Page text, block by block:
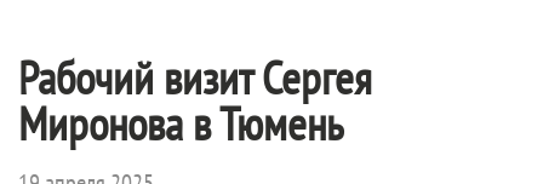
Рабочий визит Сергея
Миронова в Тюмень